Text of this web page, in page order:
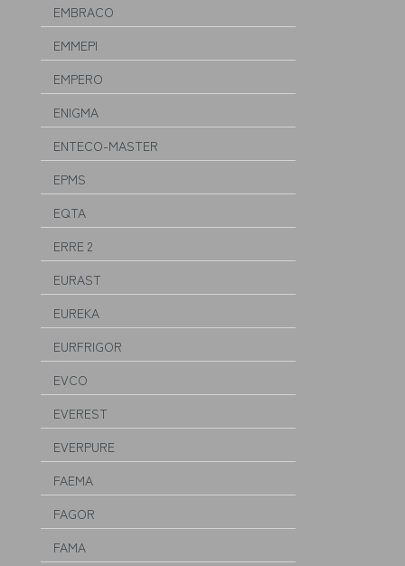
EMBRACO
EMMEPI
EMPERO
ENIGMA
ENTECO-MASTER
EPMS
EQTA
ERRE 2
EURAST
EUREKA
EURFRIGOR
EVCO
EVEREST
EVERPURE
FAEMA
FAGOR
FAMA